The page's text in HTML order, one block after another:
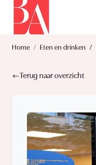
Home Eten en drinken
Terug naar overzicht